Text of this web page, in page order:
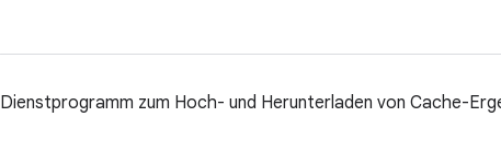
Dienstprogramm zum Hoch- und Herunterladen von Cache-